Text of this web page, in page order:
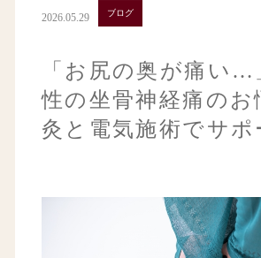
2026.05.29 ブログ
「お尻の奥が痛い…
性の坐骨神経痛のお
灸と電気施術でサポ